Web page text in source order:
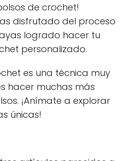
de crochet!
disfrutado del proceso
logrado hacer tu
personalizado.
es una técnica muy
hacer muchas más
¡Anímate a explorar
únicas!